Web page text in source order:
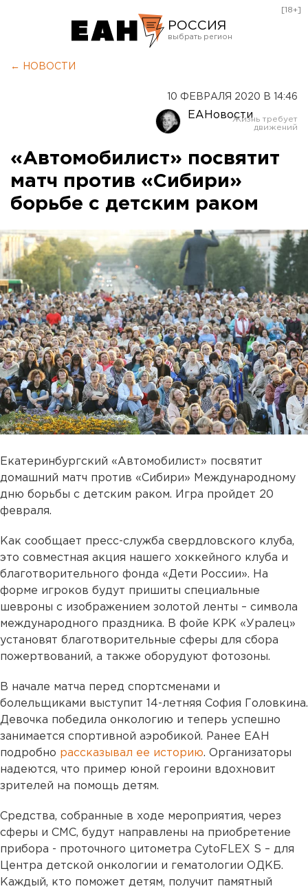
РОССИЯ
Оренбург
[18+]
← НОВОСТИ
10 ФЕВРАЛЯ 2020 В 14:46
ЕАНовости
«Автомобилист» посвятит
матч против «Сибири»
борьбе с детским раком
Екатеринбургский «Автомобилист» посвятит
домашний матч против «Сибири» Международному
дню борьбы с детским раком. Игра пройдет 20
февраля.
Как сообщает пресс-служба свердловского клуба,
это совместная акция нашего хоккейного клуба и
благотворительного фонда «Дети России». На
форме игроков будут пришиты специальные
шевроны с изображением золотой ленты – символа
международного праздника. В фойе КРК «Уралец»
установят благотворительные сферы для сбора
пожертвований, а также оборудуют фотозоны.
В начале матча перед спортсменами и
болельщиками выступит 14-летняя София Головкина.
Девочка победила онкологию и теперь успешно
занимается спортивной аэробикой. Ранее ЕАН
подробно рассказывал ее историю. Организаторы
надеются, что пример юной героини вдохновит
зрителей на помощь детям.
Средства, собранные в ходе мероприятия, через
сферы и СМС, будут направлены на приобретение
прибора - проточного цитометра CytoFLEX S – для
Центра детской онкологии и гематологии ОДКБ.
Каждый, кто поможет детям, получит памятный